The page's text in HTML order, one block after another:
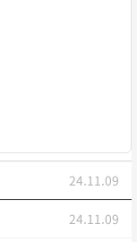
24.11.09
24.11.09